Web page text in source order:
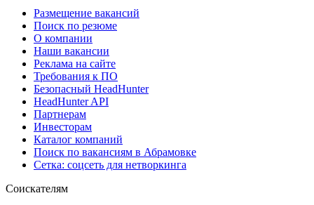
Размещение вакансий
Поиск по резюме
О компании
Наши вакансии
Реклама на сайте
Требования к ПО
Безопасный HeadHunter
HeadHunter API
Партнерам
Инвесторам
Каталог компаний
Поиск по вакансиям в Абрамовке
Сетка: соцсеть для нетворкинга
Соискателям